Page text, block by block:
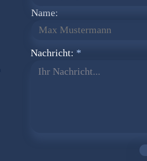
Name:
Nachricht:
Ihr Nachricht...